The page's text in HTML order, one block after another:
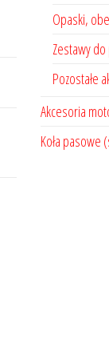
Opaski,
Zestawy
Pozostałe
Akcesoria
Koła pasowe